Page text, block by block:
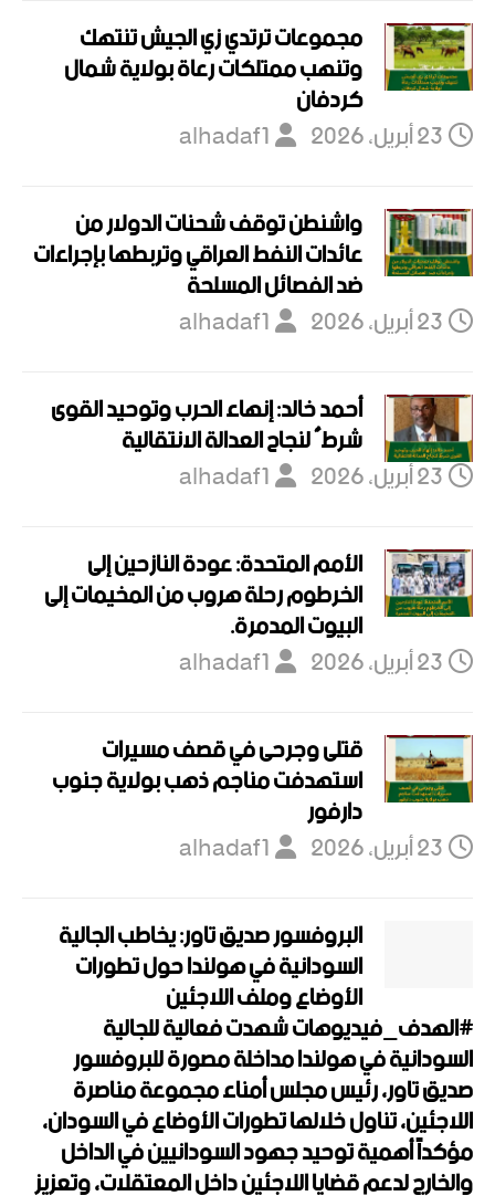
مجموعات ترتدي زي الجيش تنتهك
وتنهب ممتلكات رعاة بولاية شمال
كردفان
23 أبريل، 2026
alhadaf1
واشنطن توقف شحنات الدولار من
عائدات النفط العراقي وتربطها بإجراءات
ضد الفصائل المسلحة
23 أبريل، 2026
alhadaf1
أحمد خالد: إنهاء الحرب وتوحيد القوى
شرطٌ لنجاح العدالة الانتقالية
23 أبريل، 2026
alhadaf1
الأمم المتحدة: عودة النازحين إلى
الخرطوم رحلة هروب من المخيمات إلى
البيوت المدمرة.
23 أبريل، 2026
alhadaf1
قتلى وجرحى في قصف مسيرات
استهدفت مناجم ذهب بولاية جنوب
دارفور
23 أبريل، 2026
alhadaf1
البروفسور صديق تاور: يخاطب الجالية
السودانية في هولندا حول تطورات
الأوضاع وملف اللاجئين
#الهدف_فيديوهات شهدت فعالية للجالية
السودانية في هولندا مداخلة مصورة للبروفسور
صديق تاور، رئيس مجلس أمناء مجموعة مناصرة
اللاجئين، تناول خلالها تطورات الأوضاع في السودان،
مؤكداً أهمية توحيد جهود السودانيين في الداخل
والخارج لدعم قضايا اللاجئين داخل المعتقلات، وتعزيز